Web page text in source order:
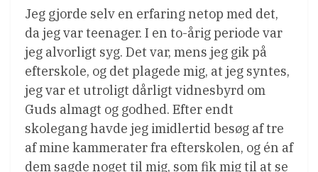
Jeg gjorde selv en erfaring netop med det,
da jeg var teenager. I en to-årig periode var
jeg alvorligt syg. Det var, mens jeg gik på
efterskole, og det plagede mig, at jeg syntes,
jeg var et utroligt dårligt vidnesbyrd om
Guds almagt og godhed. Efter endt
skolegang havde jeg imidlertid besøg af tre
af mine kammerater fra efterskolen, og én af
dem sagde noget til mig, som fik mig til at se